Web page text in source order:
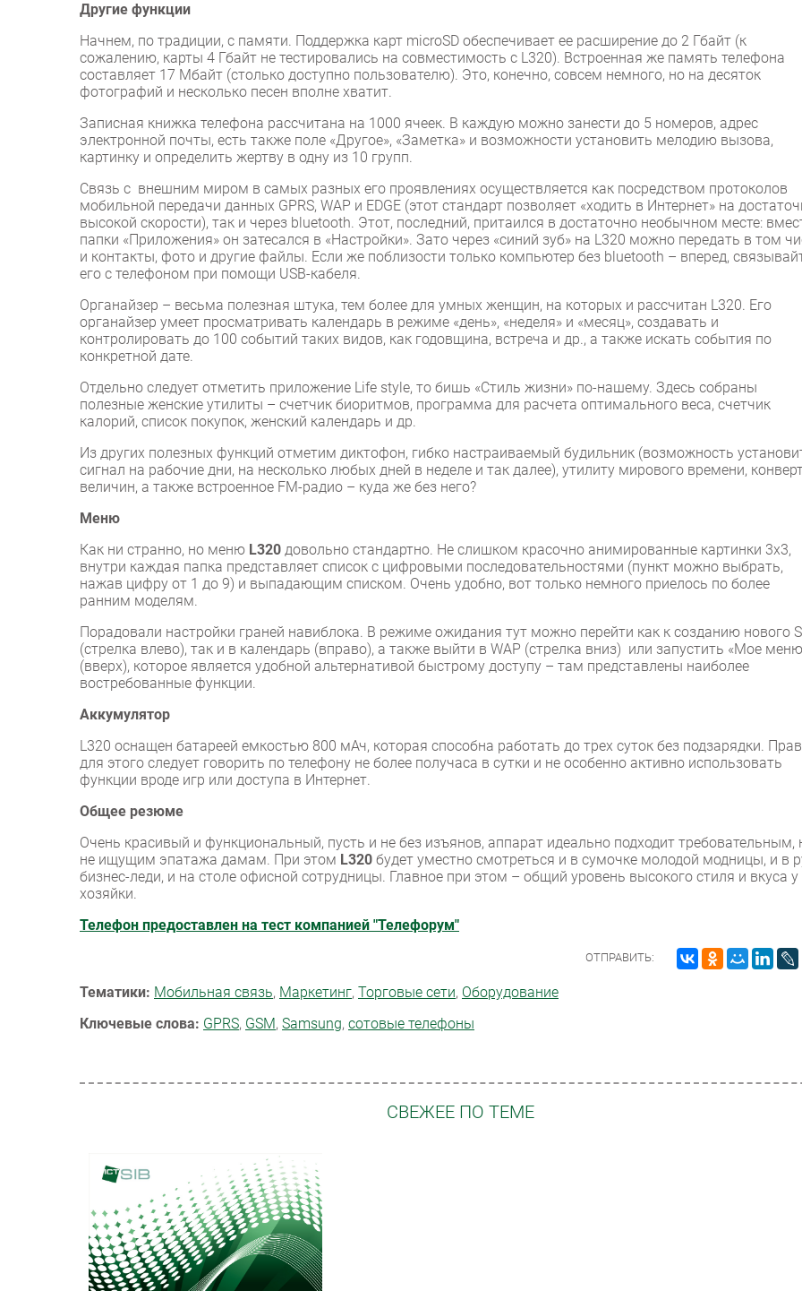
Другие функции
Начнем, по традиции, с памяти. Поддержка карт microSD обеспечивает ее расширение до 2 Гбайт (к
сожалению, карты 4 Гбайт не тестировались на совместимость с L320). Встроенная же память телефона
составляет 17 Мбайт (столько доступно пользователю). Это, конечно, совсем немного, но на десяток
фотографий и несколько песен вполне хватит.
Записная книжка телефона рассчитана на 1000 ячеек. В каждую можно занести до 5 номеров, адрес
электронной почты, есть также поле «Другое», «Заметка» и возможности установить мелодию вызова,
картинку и определить жертву в одну из 10 групп.
Связь с внешним миром в самых разных его проявлениях осуществляется как посредством протоколов
мобильной передачи данных GPRS, WAP и EDGE (этот стандарт позволяет «ходить в Интернет» на
высокой скорости), так и через bluetooth. Этот, последний, притаился в достаточно необычном месте:
папки «Приложения» он затесался в «Настройки». Зато через «синий зуб» на L320 можно передать в том
и контакты, фото и другие файлы. Если же поблизости только компьютер без bluetooth – вперед,
его с телефоном при помощи USB-кабеля.
Органайзер – весьма полезная штука, тем более для умных женщин, на которых и рассчитан L320. Его
органайзер умеет просматривать календарь в режиме «день», «неделя» и «месяц», создавать и
контролировать до 100 событий таких видов, как годовщина, встреча и др., а также искать события по
конкретной дате.
Отдельно следует отметить приложение Life style, то бишь «Стиль жизни» по-нашему. Здесь собраны
полезные женские утилиты – счетчик биоритмов, программа для расчета оптимального веса, счетчик
калорий, список покупок, женский календарь и др.
Из других полезных функций отметим диктофон, гибко настраиваемый будильник (возможность
сигнал на рабочие дни, на несколько любых дней в неделе и так далее), утилиту мирового времени,
величин, а также встроенное FM-радио – куда же без него?
Меню
Как ни странно, но меню L320 довольно стандартно. Не слишком красочно анимированные картинки 3х3,
внутри каждая папка представляет список с цифровыми последовательностями (пункт можно выбрать,
нажав цифру от 1 до 9) и выпадающим списком. Очень удобно, вот только немного приелось по более
ранним моделям.
Порадовали настройки граней навиблока. В режиме ожидания тут можно перейти как к созданию нового
(стрелка влево), так и в календарь (вправо), а также выйти в WAP (стрелка вниз) или запустить «Мое
(вверх), которое является удобной альтернативой быстрому доступу – там представлены наиболее
востребованные функции.
Аккумулятор
L320 оснащен батареей емкостью 800 мАч, которая способна работать до трех суток без подзарядки.
для этого следует говорить по телефону не более получаса в сутки и не особенно активно использовать
функции вроде игр или доступа в Интернет.
Общее резюме
Очень красивый и функциональный, пусть и не без изъянов, аппарат идеально подходит требовательным,
не ищущим эпатажа дамам. При этом L320 будет уместно смотреться и в сумочке молодой модницы, и в
бизнес-леди, и на столе офисной сотрудницы. Главное при этом – общий уровень высокого стиля и вкуса у
хозяйки.
Телефон предоставлен на тест компанией "Телефорум"
ОТПРАВИТЬ:
Тематики: Мобильная связь, Маркетинг, Торговые сети, Оборудование
Ключевые слова: GPRS, GSM, Samsung, сотовые телефоны
СВЕЖЕЕ ПО ТЕМЕ